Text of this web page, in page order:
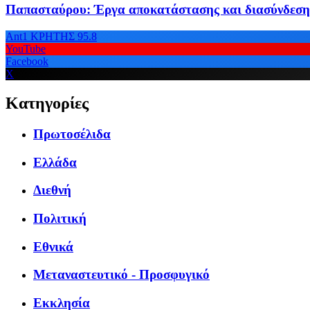
Παπασταύρου: Έργα αποκατάστασης και
Ant1 ΚΡΗΤΗΣ 95.8
YouTube
Facebook
X
Κατηγορίες
Πρωτοσέλιδα
Ελλάδα
Διεθνή
Πολιτική
Εθνικά
Μεταναστευτικό - Προσφυγικό
Εκκλησία